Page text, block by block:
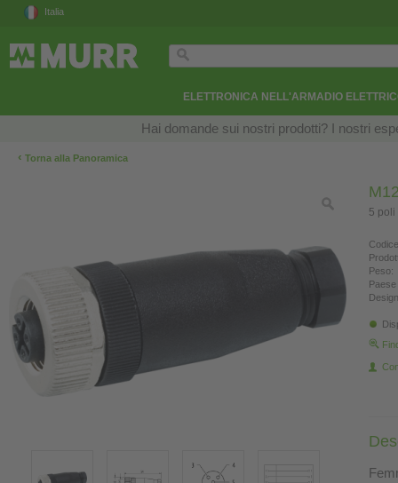
Italia
ELETTRONICA NELL'ARMADIO
Hai domande sui nostri prodotti? I nostri
‹ Torna alla Panoramica
5 poli
Peso: